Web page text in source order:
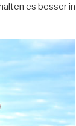
es besser in